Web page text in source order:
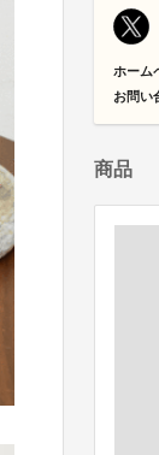
ホーム
お問い
商品